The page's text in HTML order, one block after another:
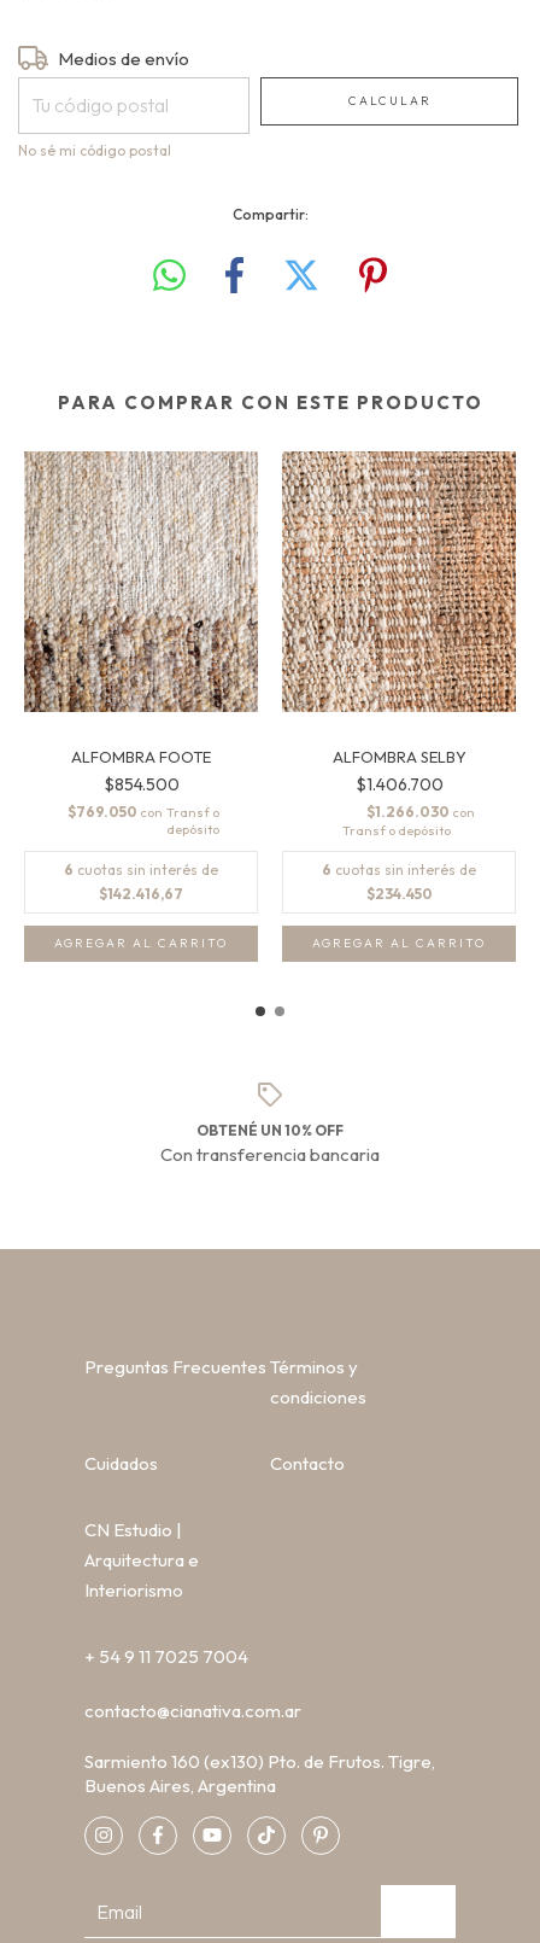
Entregas para el CP:
Medios de envío
CALCULAR
No sé mi código postal
Compartir:
PARA COMPRAR CON ESTE PRODUCTO
ALFOMBRA FOOTE
$854.500
$769.050 con
6 cuotas sin interés de
$142.416,67
AGREGAR AL CARRITO
ALFOMBRA SELBY
$1.406.700
$1.266.030 con
6 cuotas sin interés de
$234.450
AGREGAR AL CARRITO
OBTENÉ UN 10% OFF
Con transferencia bancaria
Preguntas Frecuentes Términos y
condiciones
Cuidados Contacto
CN Estudio |
Arquitectura e
Interiorismo
+ 54 9 11 7025 7004
contacto@cianativa.com.ar
Sarmiento 160 (ex130) Pto. de Frutos. Tigre,
Buenos Aires, Argentina